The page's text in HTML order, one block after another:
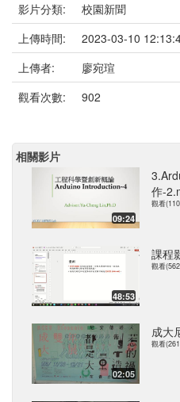
影片分類:
校園新聞
上傳時間:
2023-03-10
上傳者:
廖宛瑄
觀看次數:
902
相關影片
09:24
作-
觀看
48:53
課程
觀看
02:05
成大
觀看